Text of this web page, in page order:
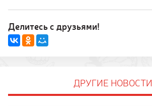
Делитесь с друзьями!
ДРУГИЕ НОВОСТИ